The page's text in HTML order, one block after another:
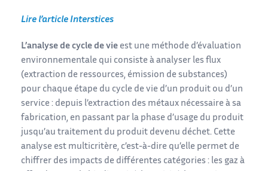
Lire l’article Interstices
L’analyse de cycle de vie est une méthode d’évaluation
environnementale qui consiste à analyser les flux
(extraction de ressources, émission de substances)
pour chaque étape du cycle de vie d’un produit ou d’un
service : depuis l’extraction des métaux nécessaire à sa
fabrication, en passant par la phase d’usage du produit
jusqu’au traitement du produit devenu déchet. Cette
analyse est multicritère, c’est-à-dire qu’elle permet de
chiffrer des impacts de différentes catégories : les gaz à